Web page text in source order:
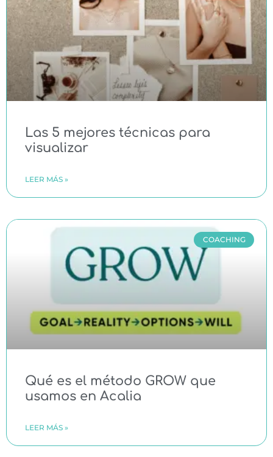
Las 5 mejores técnicas para
visualizar
LEER MÁS »
COACHING
Qué es el método GROW que
usamos en Acalia
LEER MÁS »